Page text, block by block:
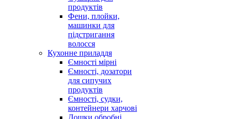
продуктів
Фени, плойки,
машинки для
підстригання
волосся
Кухонне приладдя
Ємності мірні
Ємності, дозатори
для сипучих
продуктів
Ємності, судки,
контейнери харчові
Дошки обробні